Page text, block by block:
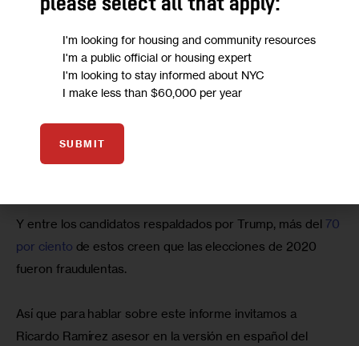
Desde principios de 2021, 18 estados han aprobado 34
leyes de voto restrictivas, que pueden afectar
una encuesta
de este año, dice que Joe Biden no fue
Y entre los candidatos respaldados por Trump, más del 70
por ciento de estos creen que las elecciones de 2020
fueron fraudulentas.
Así que para hablar sobre este informe invitamos a
Ricardo Ramírez asesor en la versión en español del
please select all that apply:
I'm looking for housing and community resources
I'm a public official or housing expert
I'm looking to stay informed about NYC
I make less than $60,000 per year
SUBMIT